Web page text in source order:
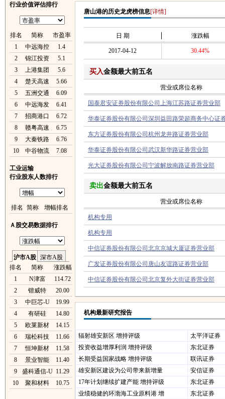
行业价值评估排行
排名 简称
市盈率
1
中远海控
1.4
2
锦江投资
5.1
3
上港集团
5.6
4
楚天高速
5.66
5
五洲交通
6.09
6
中远海发
6.41
7
招商港口
6.72
8
赣粤高速
6.75
9
大秦铁路
6.76
10
中谷物流 7.08
工业运输
行业股东人数排行
排名 简称 增幅排名
Ａ股交易数据排行
沪市A股 深市A股
排名
简称
涨跌幅
1
N津富
114.72
2
锴威特
20.00
3
中巨芯-U
19.99
4
有研硅
14.80
5
欧莱新材
14.15
6
瑞松科技
11.66
7
恒坤新材
11.58
8
景业智能
11.40
9
盛科通信-U 11.29
10
聚和材料 10.75
唐山港的历史龙虎榜信息[详情]
日 期 涨跌幅
2017-04-12 30.44%
买入金额最大前五名
营业或席位名称
国泰君安证券股份有限公司上海江苏路证券营业部
华泰证券股份有限公司深圳益田路荣超商务中心证
东方证券股份有限公司杭州龙井路证券营业部
华泰证券股份有限公司武汉新华路证券营业部
光大证券股份有限公司宁波解放南路证券营业部
卖出金额最大前五名
营业或席位名称
机构专用
机构专用
中信证券股份有限公司北京京城大厦证券营业部
广发证券股份有限公司唐山友谊路证券营业部
中信证券股份有限公司北京复外大街证券营业部
机构最新研究报告
辐射雄安新区 增持评级
太平洋证券
投资收益增厚利润 增持评级
东北证券
长期受益国家战略 增持评级
联讯证券
雄安新区建设为公司带来新增量
安信证券
17年计划继续扩建产能 增持评级
东北证券
业绩稳健的环渤海工业原料港 增
东北证券